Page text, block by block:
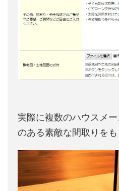
実際に複数のハウスメ
のある素敵な間取りをも